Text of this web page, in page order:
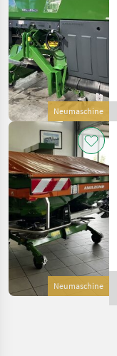
Neumaschine
Neumaschine